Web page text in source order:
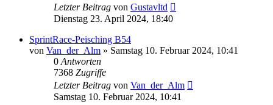
Letzter Beitrag von Gustavltd
Dienstag 23. April 2024, 18:40
SprintRace-Peisching B54
von Van_der_Alm » Samstag 10. Februar 2024, 10:41
0 Antworten
7368 Zugriffe
Letzter Beitrag von Van_der_Alm
Samstag 10. Februar 2024, 10:41